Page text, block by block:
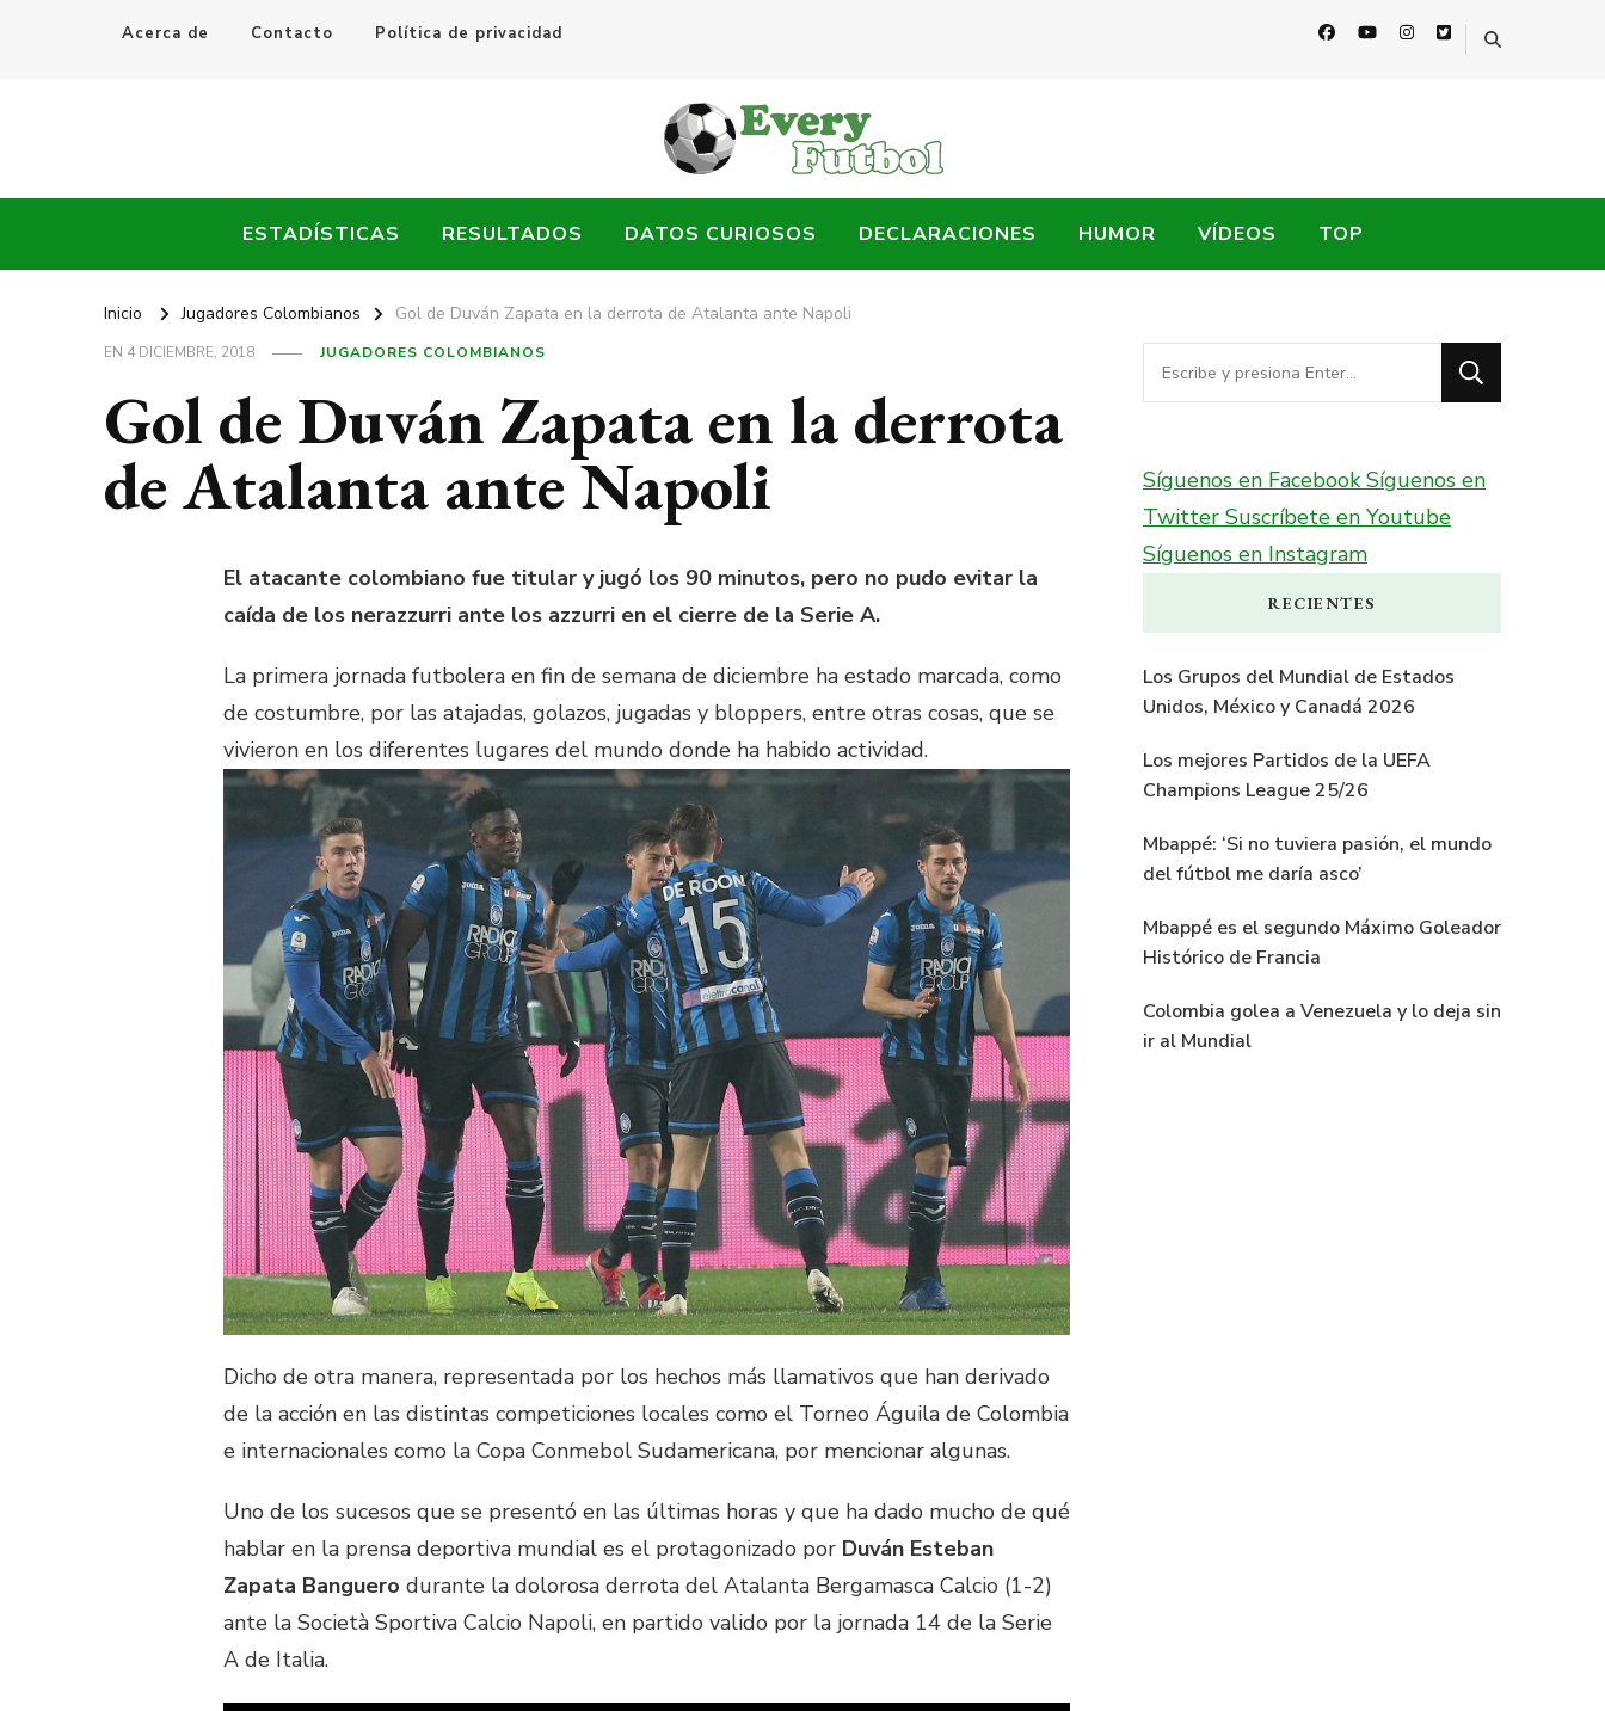
Acerca de Contacto Política de privacidad
Every Fútbol
ESTADÍSTICAS RESULTADOS DATOS CURIOSOS DECLARACIONES HUMOR VÍDEOS TOP
Inicio Jugadores Colombianos Gol de Duván Zapata en la derrota de Atalanta ante Napoli
EN 4 DICIEMBRE, 2018 JUGADORES COLOMBIANOS
Gol de Duván Zapata en la derrota
de Atalanta ante Napoli
El atacante colombiano fue titular y jugó los 90 minutos, pero no pudo evitar la
caída de los nerazzurri ante los azzurri en el cierre de la Serie A.
La primera jornada futbolera en fin de semana de diciembre ha estado marcada, como
de costumbre, por las atajadas, golazos, jugadas y bloppers, entre otras cosas, que se
vivieron en los diferentes lugares del mundo donde ha habido actividad.
Dicho de otra manera, representada por los hechos más llamativos que han derivado
de la acción en las distintas competiciones locales como el Torneo Águila de Colombia
e internacionales como la Copa Conmebol Sudamericana, por mencionar algunas.
Uno de los sucesos que se presentó en las últimas horas y que ha dado mucho de qué
hablar en la prensa deportiva mundial es el protagonizado por Duván Esteban
Zapata Banguero durante la dolorosa derrota del Atalanta Bergamasca Calcio (1-2)
ante la Società Sportiva Calcio Napoli, en partido valido por la jornada 14 de la Serie
A de Italia.
¿Buscas
algo?
Síguenos en FacebookSíguenos en
Twitter Suscríbete en Youtube
Síguenos en Instagram
RECIENTES
Los Grupos del Mundial de Estados
Unidos, México y Canadá 2026
Los mejores Partidos de la UEFA
Champions League 25/26
Mbappé: ‘Si no tuviera pasión, el mundo
del fútbol me daría asco’
Mbappé es el segundo Máximo Goleador
Histórico de Francia
Colombia golea a Venezuela y lo deja sin
ir al Mundial